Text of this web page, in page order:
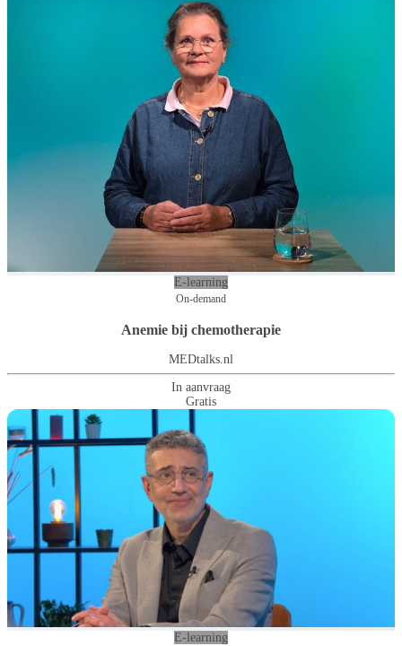
E-learning
On-demand
Anemie bij chemotherapie
MEDtalks.nl
In aanvraag
Gratis
E-learning